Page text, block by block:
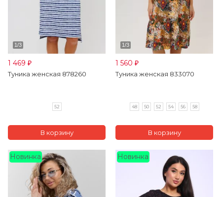
1 469 ₽
Туника женская 878260
52
1 560 ₽
Туника женская 833070
48 50 52 54 56 58
Новинка Новинка